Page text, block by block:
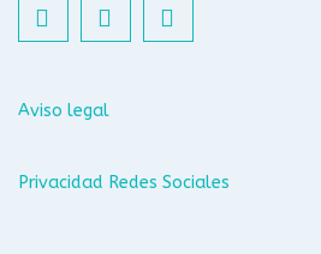
Aviso legal
Privacidad Redes Sociales